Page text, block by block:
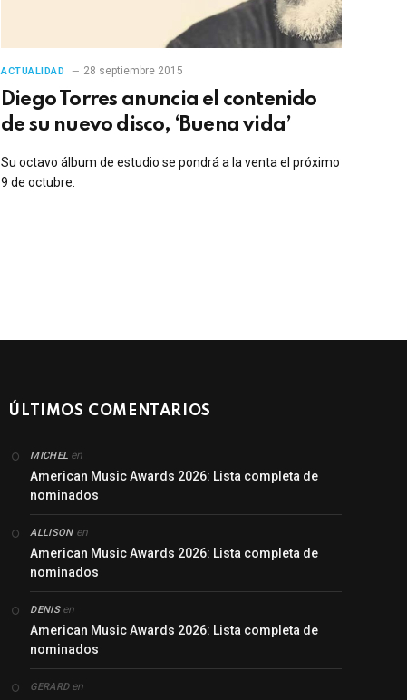
ACTUALIDAD 28 septiembre 2015
Diego Torres anuncia el contenido
de su nuevo disco, ‘Buena vida’
Su octavo álbum de estudio se pondrá a la venta el próximo
9 de octubre.
ÚLTIMOS COMENTARIOS
MICHEL en
American Music Awards 2026: Lista completa de
nominados
ALLISONen
American Music Awards 2026: Lista completa de
nominados
DENISen
American Music Awards 2026: Lista completa de
nominados
GERARDen